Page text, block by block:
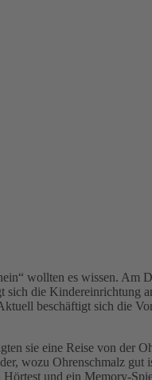
wollten es wissen. Am
die Kindereinrichtung
beschäftigt sich die
sie eine Reise von der
wozu Ohrenschmalz
und ein Memory-